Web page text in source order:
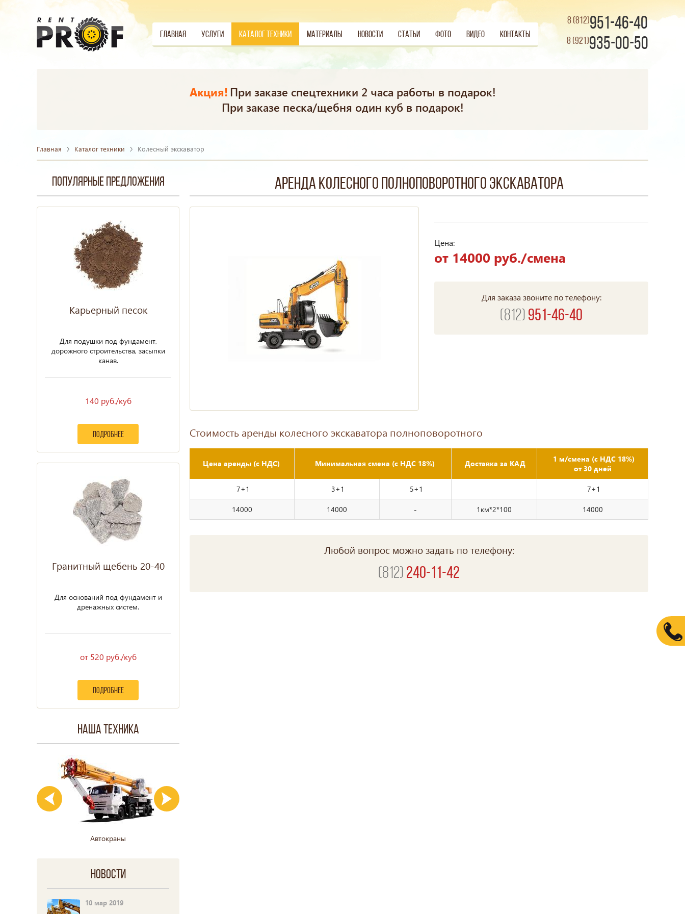
Главная Услуги Каталог техники Материалы Новости Статьи Фото Видео Контакты
8 (812)951-46-40
8 (921)935-00-50
Акция! При заказе спецтехники 2 часа работы в подарок!
При заказе песка/щебня один куб в подарок!
Главная Каталог техники Колесный экскаватор
Популярные предложения
Карьерный песок
Для подушки под фундамент,
дорожного строительства, засыпки
канав.
140 руб./куб
подробнее
Гранитный щебень 20-40
Для оснований под фундамент и
дренажных систем.
от 520 руб./куб
подробнее
Наша техника
Автокраны
Новости
10 мар 2019
Аренда колесного полноповоротного экскаватора
Цена:
от 14000 руб./смена
Для заказа звоните по телефону:
(812) 951-46-40
Стоимость аренды колесного экскаватора полноповоротного
Цена аренды (с НДС) Минимальная смена (с НДС 18%) Доставка за КАД
1 м/смена (с НДС 18%)
от 30 дней
7+1 3+1 5+1 7+1
14000 14000 - 1км*2*100 14000
Любой вопрос можно задать по телефону:
(812) 240-11-42